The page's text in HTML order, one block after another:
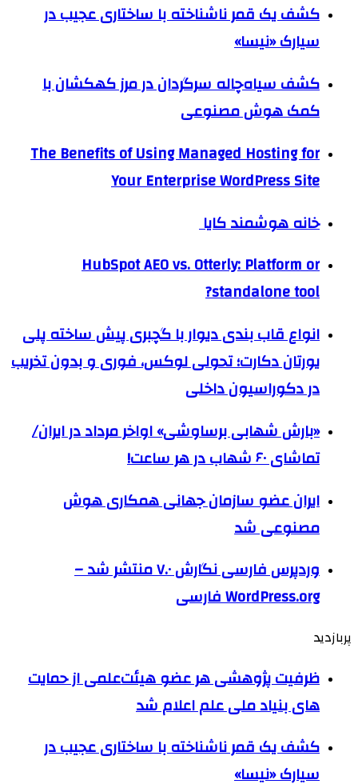
کشف یک قمر ناشناخته با ساختاری عجیب در
سیارک «نیسا»
کشف سیاه‌چاله سرگردان در مرز کهکشان با
کمک هوش مصنوعی
The Benefits of Using Managed Hosting for
Your Enterprise WordPress Site
خانه هوشمند کایا
HubSpot AEO vs. Otterly: Platform or
standalone tool?
انواع قاب بندی دیوار با گچبری پیش ساخته پلی
یورتان دکارت؛ تحولی لوکس، فوری و بدون تخریب
در دکوراسیون داخلی
«بارش شهابی برساوشی» اواخر مرداد در ایران/
تماشای ۶۰ شهاب در هر ساعت!
ایران عضو سازمان جهانی همکاری هوش
مصنوعی شد
وردپرس فارسی نگارش ۷.۰ منتشر شد –
WordPress.org فارسی
پربازدید
ظرفیت پژوهشی هر عضو هیئت‌علمی از حمایت
های بنیاد ملی علم اعلام شد
کشف یک قمر ناشناخته با ساختاری عجیب در
سیارک «نیسا»